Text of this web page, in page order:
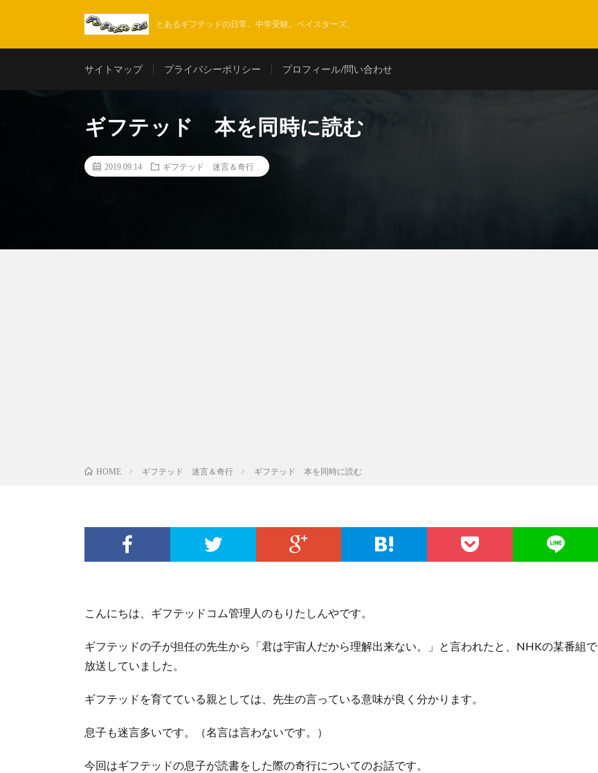
とあるギフテッドの日常。中学受験。ベイスターズ。
サイトマップ プライバシーポリシー プロフィール/問い合わせ
ギフテッド 本を同時に読む
2019.09.14 ギフテッド 迷言＆奇行
HOME ギフテッド 迷言＆奇行 ギフテッド 本を同時に読む
こんにちは、ギフテッドコム管理人のもりたしんやです。
ギフテッドの子が担任の先生から「君は宇宙人だから理解出来ない。」と言われたと、NHKの某番組で
放送していました。
ギフテッドを育てている親としては、先生の言っている意味が良く分かります。
息子も迷言多いです。（名言は言わないです。）
今回はギフテッドの息子が読書をした際の奇行についてのお話です。